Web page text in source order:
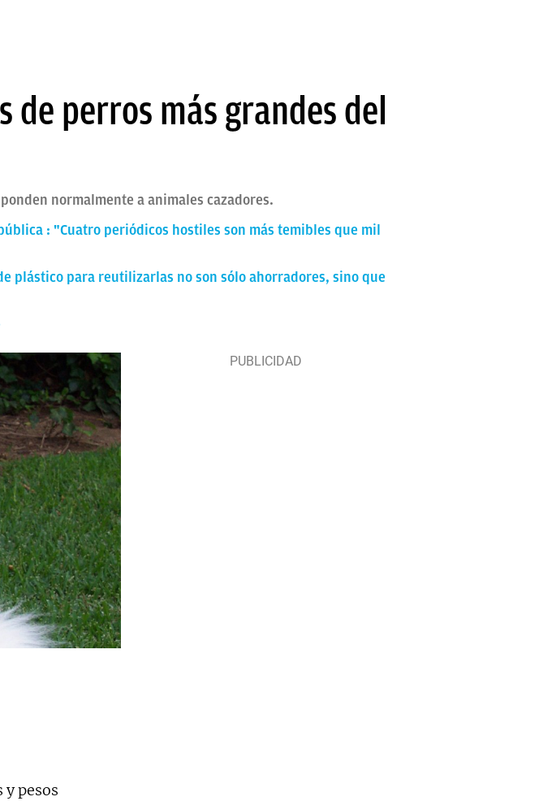
de perros más grandes del
normalmente a animales cazadores.
: "Cuatro periódicos hostiles son más temibles que mil
plástico para reutilizarlas no son sólo ahorradores, sino que
pesos